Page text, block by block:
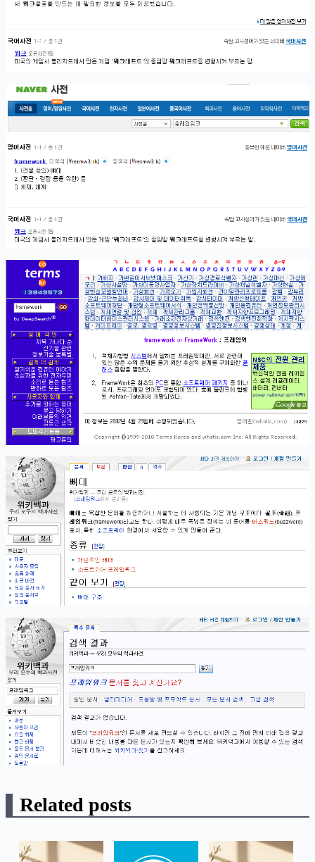
Related posts